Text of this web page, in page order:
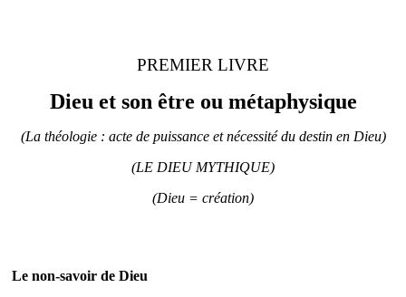
PREMIER LIVRE
Dieu et son être ou métaphysique
(La théologie : acte de puissance et nécessité du destin en Dieu)
(LE DIEU MYTHIQUE)
(Dieu = création)
Le non‐savoir de Dieu